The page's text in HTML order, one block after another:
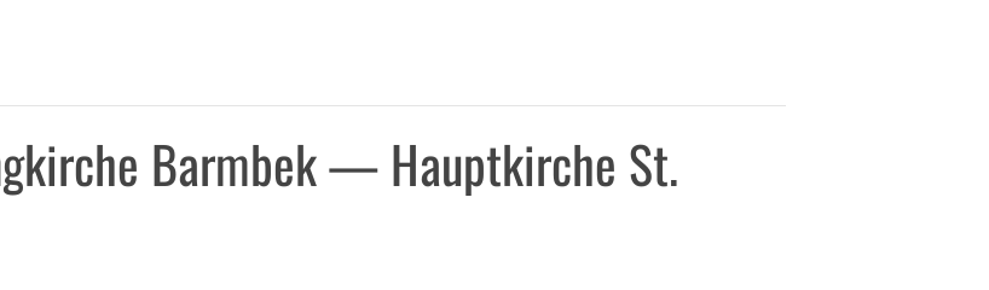
Barmbek — Hauptkirche St.